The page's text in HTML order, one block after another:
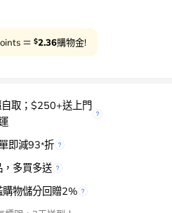
＝ $2.36購物金!
取；$250+送上門
即減93*折
，多買多送
物儲分回贈2%